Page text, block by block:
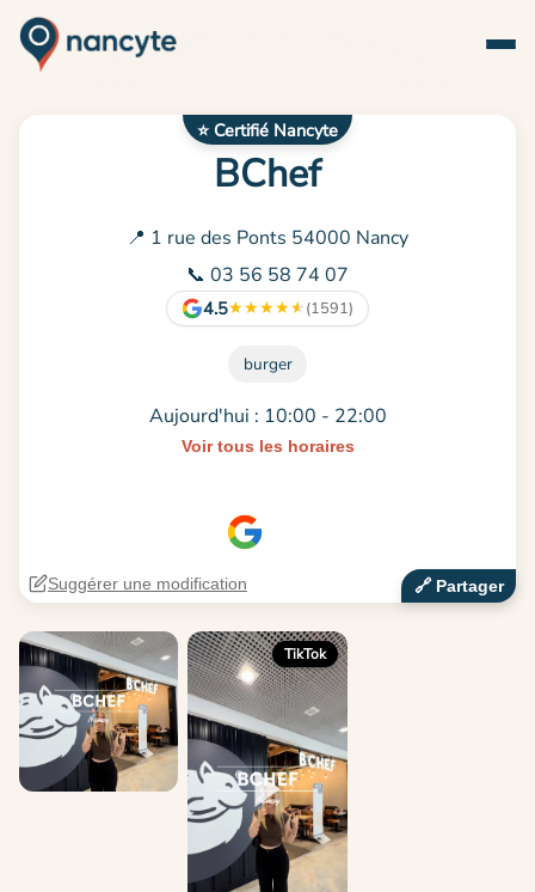
⭐ Certifié Nancyte
BChef
📍 1 rue des Ponts 54000 Nancy
📞 03 56 58 74 07
4.5★★★★★ (1591)
burger
Aujourd'hui : 10:00 - 22:00
Voir tous les horaires
🔗‍️ Partager
Suggérer une modification
TikTok